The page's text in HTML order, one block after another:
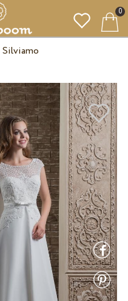
0
Silviamo